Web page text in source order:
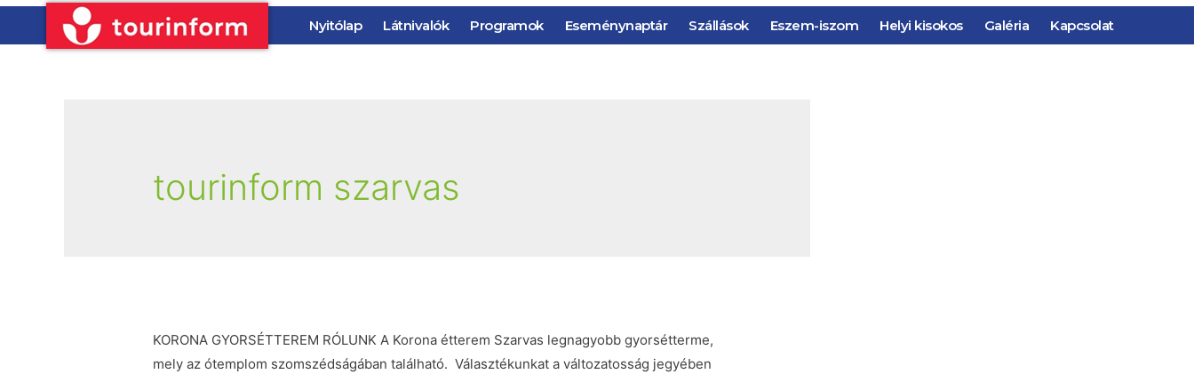
Nyitólap Látnivalók Programok Eseménynaptár Szállások Eszem-iszom Helyi kisokos Galéria Kapcsolat
tourinform szarvas
KORONA GYORSÉTTEREM RÓLUNK A Korona étterem Szarvas legnagyobb gyorsétterme,
mely az ótemplom szomszédságában található. Választékunkat a változatosság jegyében